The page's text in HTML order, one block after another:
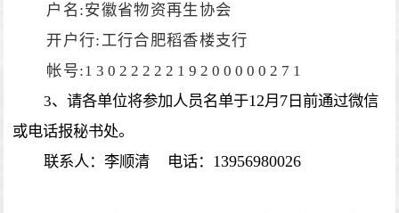
户名 :安徽省物资再生协会
开户行: 工行合肥稻香楼支行
帐号:1302222219200000271
3、请各单位将参加人员名单于12月 7 日前通过微信
或电话报秘书处。
联系人：李顺清
电话： 13956980026